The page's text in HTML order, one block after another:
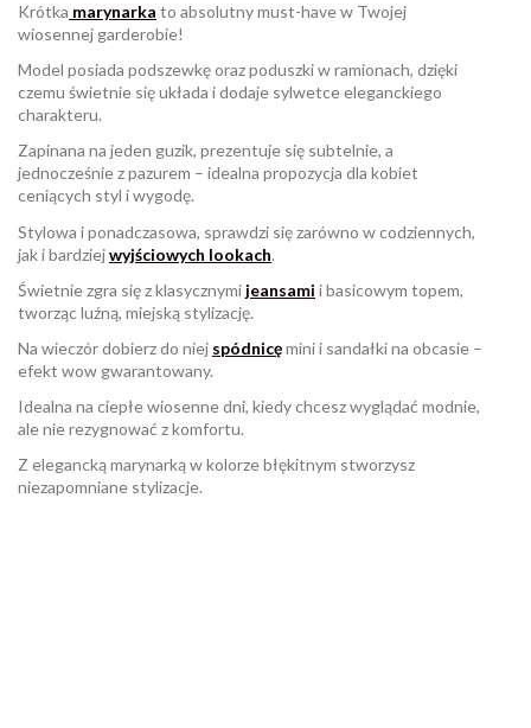
Krótka marynarka to absolutny must-have w Twojej
wiosennej garderobie!
Model posiada podszewkę oraz poduszki w ramionach, dzięki
czemu świetnie się układa i dodaje sylwetce eleganckiego
charakteru.
Zapinana na jeden guzik, prezentuje się subtelnie, a
jednocześnie z pazurem – idealna propozycja dla kobiet
ceniących styl i wygodę.
Stylowa i ponadczasowa, sprawdzi się zarówno w codziennych,
jak i bardziejwyjściowych lookach.
Świetnie zgra się z klasycznymi jeansami i basicowym topem,
tworząc luźną, miejską stylizację.
Na wieczór dobierz do niej spódnicęmini i sandałki na obcasie –
efekt wow gwarantowany.
Idealna na ciepłe wiosenne dni, kiedy chcesz wyglądać modnie,
ale nie rezygnować z komfortu.
Z elegancką marynarką w kolorze błękitnym stworzysz
niezapomniane stylizacje.